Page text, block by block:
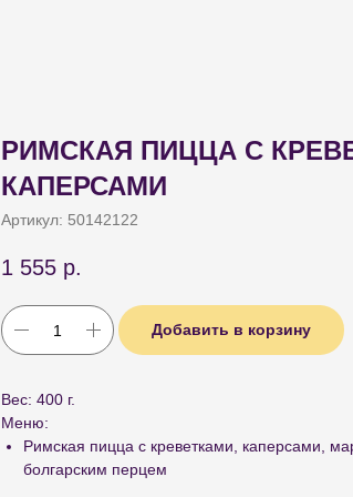
РИМСКАЯ ПИЦЦА С
КАПЕРСАМИ
Артикул: 50142122
1 555 р.
Добавить в корзину
Вес: 400 г.
Меню:
Римская пицца с креветками, каперсами,
болгарским перцем